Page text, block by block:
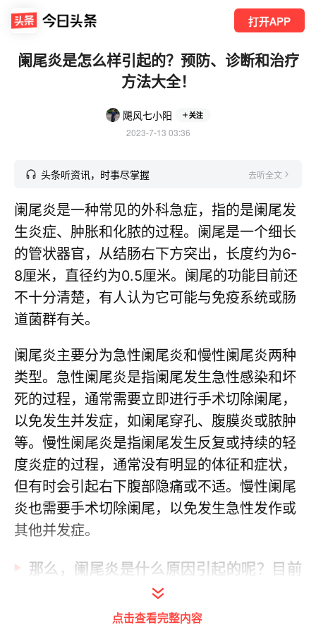
打开APP
阑尾炎是怎么样引起的？预防、诊断和治疗
方法大全！
飓风七小阳 关注
2023-7-13 03:36
头条听资讯，时事尽掌握 去听全文
阑尾炎是一种常见的外科急症，指的是阑尾发
生炎症、肿胀和化脓的过程。阑尾是一个细长
的管状器官，从结肠右下方突出，长度约为6-
8厘米，直径约为0.5厘米。阑尾的功能目前还
不十分清楚，有人认为它可能与免疫系统或肠
道菌群有关。
阑尾炎主要分为急性阑尾炎和慢性阑尾炎两种
类型。急性阑尾炎是指阑尾发生急性感染和坏
死的过程，通常需要立即进行手术切除阑尾，
以免发生并发症，如阑尾穿孔、腹膜炎或脓肿
等。慢性阑尾炎是指阑尾发生反复或持续的轻
度炎症的过程，通常没有明显的体征和症状，
但有时会引起右下腹部隐痛或不适。慢性阑尾
炎也需要手术切除阑尾，以免发生急性发作或
其他并发症。
那么，阑尾炎是什么原因引起的呢？目前
认为，导致阑尾炎的主要原因有以下几点：
点击查看完整内容